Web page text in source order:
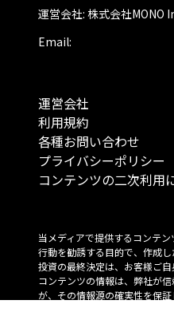
運営会社: 株式会社MONO
Email:
運営会社
利用規約
各種お問い合わせ
プライバシーポリシー
コンテンツの二次利用
当メディアで提供するコンテ
行動を勧誘する目的で、作成
投資の最終決定は、お客様ご
コンテンツの情報は、弊社が
が、その情報源の確実性を保